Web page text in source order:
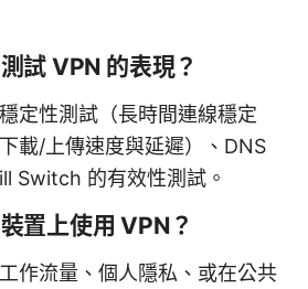
試 VPN 的表現？
定性測試（長時間連線穩定
載/上傳速度與延遲）、DNS
Switch 的有效性測試。
置上使用 VPN？
作流量、個人隱私、或在公共